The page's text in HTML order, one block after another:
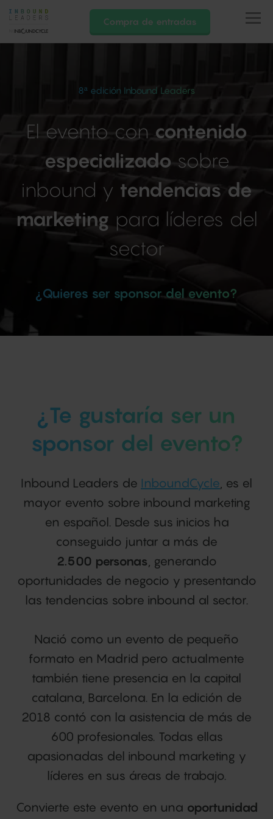
Compra de entradas
Madrid
Contacto
8ª edición Inbound Leaders
El evento con contenido
especializado sobre
inbound y tendencias de
marketing para líderes del
sector
¿Quieres ser sponsor del evento?
¿Te gustaría ser un
sponsor del evento?
Inbound Leaders de InboundCycle, es el
mayor evento sobre inbound marketing
en español. Desde sus inicios ha
conseguido juntar a más de
2.500 personas, generando
oportunidades de negocio y presentando
las tendencias sobre inbound al sector.
Nació como un evento de pequeño
formato en Madrid pero actualmente
también tiene presencia en la capital
catalana, Barcelona. En la edición de
2018 contó con la asistencia de más de
600 profesionales. Todas ellas
apasionadas del inbound marketing y
líderes en sus áreas de trabajo.
Convierte este evento en una oportunidad